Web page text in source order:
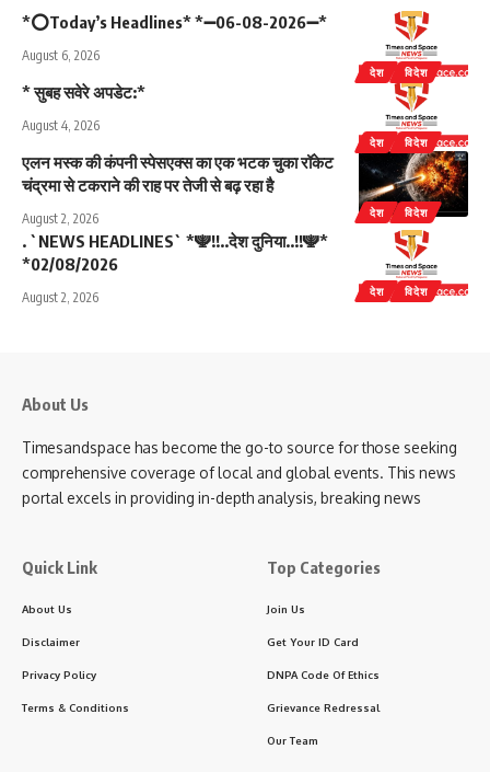
देश विदेश
*⭕Today’s Headlines* *➖06-08-2026➖*
August 6, 2026
देश विदेश
* सुबह सवेरे अपडेट:*
August 4, 2026
देश विदेश
एलन मस्क की कंपनी स्पेसएक्स का एक भटक चुका रॉकेट
चंद्रमा से टकराने की राह पर तेजी से बढ़ रहा है
August 2, 2026
देश विदेश
. `NEWS HEADLINES` *🕎!!..देश दुनिया..!!🕎*
*02/08/2026
August 2, 2026
About Us
Timesandspace has become the go-to source for those seeking
comprehensive coverage of local and global events. This news
portal excels in providing in-depth analysis, breaking news
Quick Link
About Us
Disclaimer
Privacy Policy
Terms & Conditions
Top Categories
Join Us
Get Your ID Card
DNPA Code Of Ethics
Grievance Redressal
Our Team